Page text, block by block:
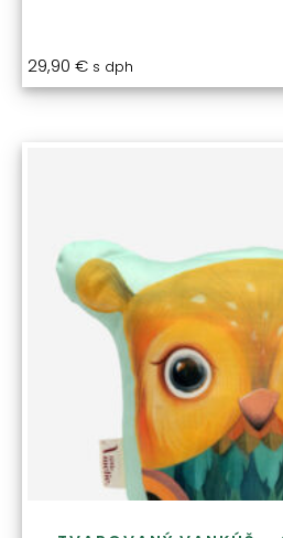
29,90 € s dph